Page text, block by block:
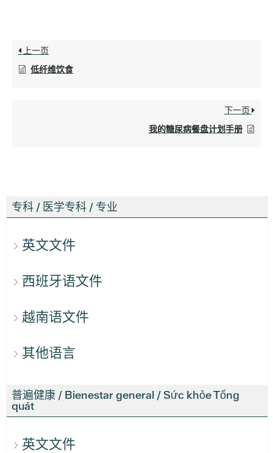
专科 / 医学专科 / 专业
英文文件
西班牙语文件
越南语文件
其他语言
普遍健康 / Bienestar general / Sức khỏe Tổng
quát
英文文件
上一页
低纤维饮食
下一页
我的糖尿病餐盘计划手册